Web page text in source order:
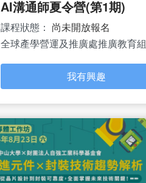
AI溝通師夏令營(第1期)
課程狀態： 尚未開放報名
全球產學營運及推廣處推廣教育組
我有興趣